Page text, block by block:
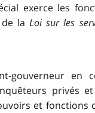
exerce les
la Loi sur les
gouverneur en
privés
et fonctions